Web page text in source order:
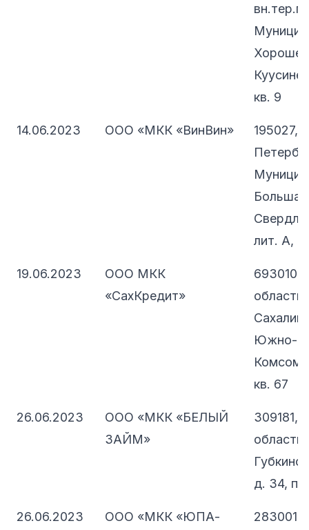
вн.тер.г.
кв. 9
14.06.2023 ООО «МКК «ВинВин»
195027,
лит. А,
19.06.2023
ООО МКК
«СахКредит»
693010,
Южно-
кв. 67
26.06.2023
ООО «МКК «БЕЛЫЙ
ЗАЙМ»
309181,
область,
д. 34,
26.06.2023
ООО «МКК «ЮПА-
283001,